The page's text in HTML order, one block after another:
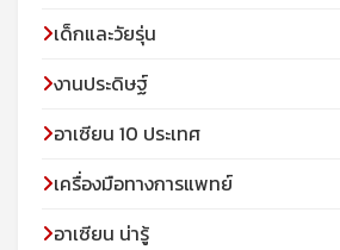
เด็กและวัยรุ่น
งานประดิษฐ์
อาเซียน 10 ประเทศ
เครื่องมือทางการแพทย์
อาเซียน น่ารู้